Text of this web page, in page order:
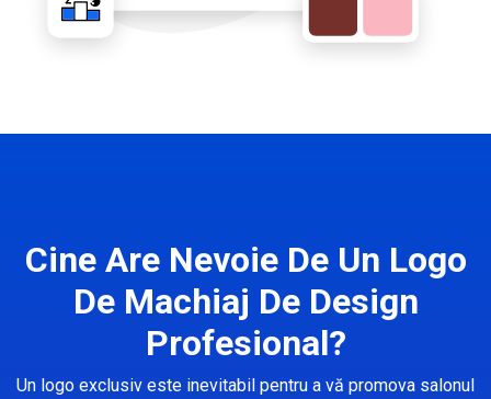
Cine Are Nevoie De Un Logo
De Machiaj De Design
Profesional?
Un logo exclusiv este inevitabil pentru a vă promova salonul